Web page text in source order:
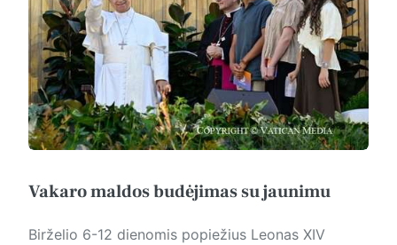
Vakaro maldos budėjimas su jaunimu
Birželio 6-12 dienomis popiežius Leonas XIV